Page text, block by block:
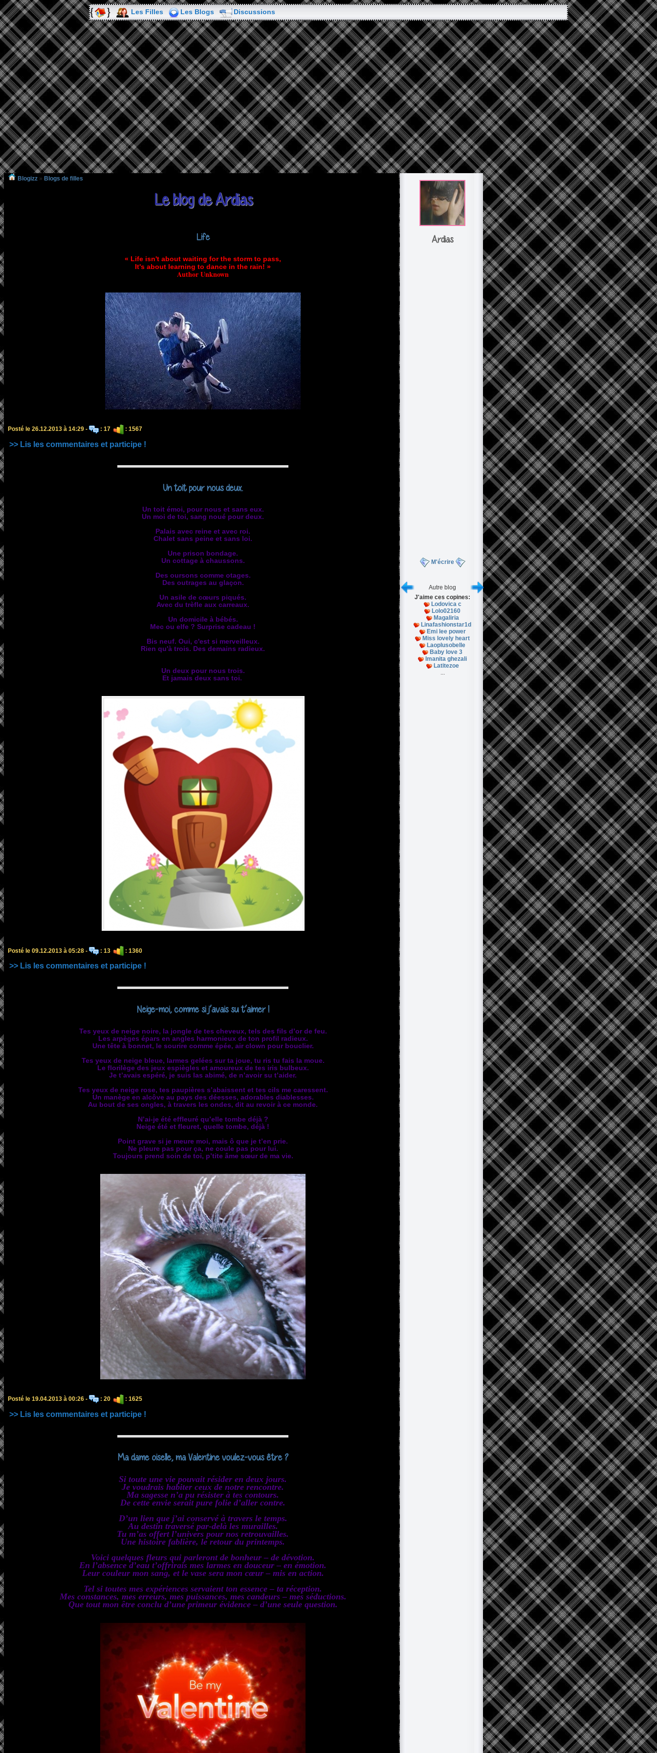
Les Filles Les Blogs Discussions
Blogizz » Blogs de filles
Le blog de Ardias
Life
« Life isn't about waiting for the storm to pass,
It's about learning to dance in the rain! »
Author Unknown
Posté le 26.12.2013 à 14:29 - : 17 : 1567
>> Lis les commentaires et participe !
Un toit pour nous deux.
Un toit émoi, pour nous et sans eux.
Un moi de toi, sang noué pour deux.
Palais avec reine et avec roi.
Chalet sans peine et sans loi.
Une prison bondage.
Un cottage à chaussons.
Des oursons comme otages.
Des outrages au glaçon.
Un asile de cœurs piqués.
Avec du trèfle aux carreaux.
Un domicile à bébés.
Mec ou elfe ? Surprise cadeau !
Bis neuf. Oui, c'est si merveilleux.
Rien qu'à trois. Des demains radieux.
Un deux pour nous trois.
Et jamais deux sans toi.
Posté le 09.12.2013 à 05:28 - : 13 : 1360
>> Lis les commentaires et participe !
Neige-moi, comme si j’avais su t’aimer !
Tes yeux de neige noire, la jongle de tes cheveux, tels des fils d’or de feu.
Les arpèges épars en angles harmonieux de ton profil radieux.
Une tête à bonnet, le sourire comme épée, air clown pour bouclier.
Tes yeux de neige bleue, larmes gelées sur ta joue, tu ris tu fais la moue.
Le florilège des jeux espiègles et amoureux de tes iris bulbeux.
Je t’avais espéré, je suis las abimé, de n’avoir su t’aider.
Tes yeux de neige rose, tes paupières s’abaissent et tes cils me caressent.
Un manège en alcôve au pays des déesses, adorables diablesses.
Au bout de ses ongles, à travers les ondes, dit au revoir à ce monde.
N’ai-je été effleuré qu’elle tombe déjà ?
Neige été et fleuret, quelle tombe, déjà !
Point grave si je meure moi, mais ô que je t’en prie.
Ne pleure pas pour ça, ne coule pas pour lui.
Toujours prend soin de toi, p’tite âme sœur de ma vie.
Posté le 19.04.2013 à 00:26 - : 20 : 1625
>> Lis les commentaires et participe !
Ma dame oiselle, ma Valentine voulez-vous être ?
Si toute une vie pouvait résider en deux jours.
Je voudrais habiter ceux de notre rencontre.
Ma sagesse n’a pu résister à tes contours.
De cette envie serait pure folie d’aller contre.
D’un lien que j’ai conservé à travers le temps.
Au destin traversé par-delà les murailles.
Tu m’as offert l’univers pour nos retrouvailles.
Une histoire fablière, le retour du printemps.
Voici quelques fleurs qui parleront de bonheur – de dévotion.
En l’absence d’eau t’offrirais mes larmes en douceur – en émotion.
Leur couleur mon sang, et le vase sera mon cœur – mis en action.
Tel si toutes mes expériences servaient ton essence – ta réception.
Mes constances, mes erreurs, mes puissances, mes candeurs – mes séductions.
Que tout mon être conclu d’une primeur évidence – d’une seule question.
Ardias
M'écrire
Autre blog
J'aime ces copines:
Lodovica c
Lolo02160
Magaliria
Linafashionstar1d
Emi lee power
Miss lovely heart
Laoplusobelle
Baby love 3
Imanita ghezali
Latitezoe
...